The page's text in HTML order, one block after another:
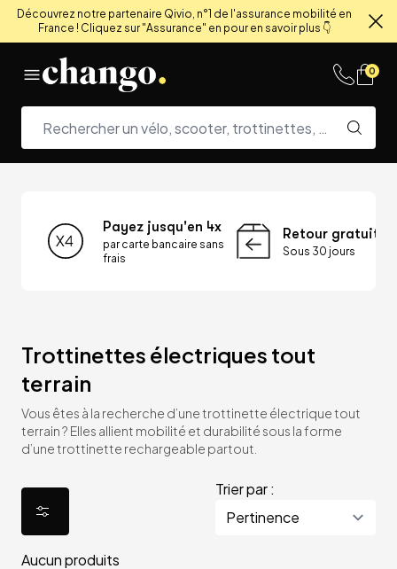
Découvrez notre partenaire Qivio, n°1 de l'assurance mobilité en
France ! Cliquez sur "Assurance" en pour en savoir plus 👇
0
Payez jusqu'en 4x
par carte bancaire sans
frais
Retour gratuit
Sous 30 jours
Trottinettes électriques tout
terrain
Vous êtes à la recherche d’une trottinette électrique tout
terrain ? Elles allient mobilité et durabilité sous la forme
d’une trottinette rechargeable partout.
Trier par :
Aucun produits